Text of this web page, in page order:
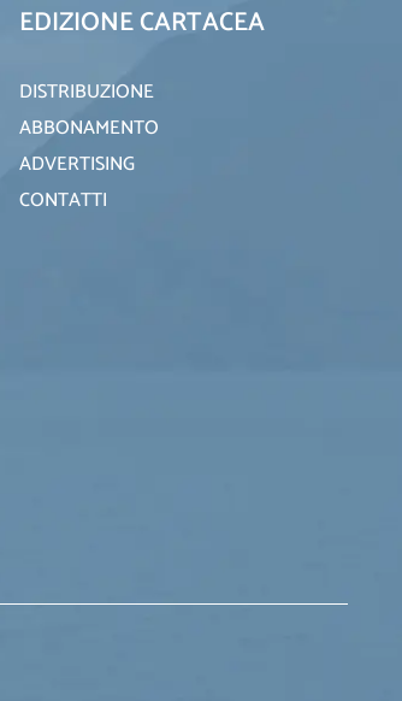
EDIZIONE CARTACEA
DISTRIBUZIONE
ABBONAMENTO
ADVERTISING
CONTATTI